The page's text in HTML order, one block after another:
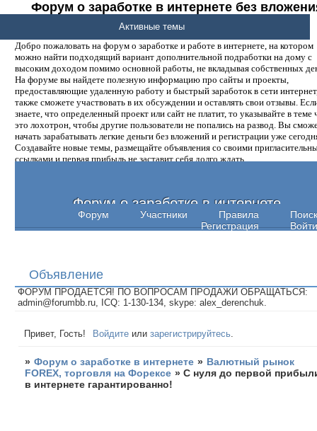
Форум о заработке в интернете без
денег.
Добро пожаловать на форум о заработке и работе в интернете, на котором
можно найти подходящий вариант дополнительной подработки на дому с
высоким доходом помимо основной работы, не вкладывая собственных
На форуме вы найдете полезную информацию про сайты и проекты,
предоставляющие удаленную работу и быстрый заработок в сети
также сможете участвовать в их обсуждении и оставлять свои отзывы.
знаете, что определенный проект или сайт не платит, то указывайте в теме
это лохотрон, чтобы другие пользователи не попались на развод. Вы
начать зарабатывать легкие деньги без вложений и регистрации уже
Создавайте новые темы, размещайте объявления со своими
ссылками и первая прибыль не заставит себя долго ждать.
Форум о заработке в интернете
Форум Участники Правила
Поиск
Регистрация
Войти
Активные темы
Объявление
ФОРУМ ПРОДАЕТСЯ! ПО ВОПРОСАМ ПРОДАЖИ ОБРАЩАТЬСЯ:
admin@forumbb.ru, ICQ: 1-130-134, skype: alex_derenchuk.
Привет, Гость! Войдите илизарегистрируйтесь
» Форум о заработке в интернете » Валютный рынок
FOREX, торговля на Форексе »С нуля до первой
в интернете гарантированно!